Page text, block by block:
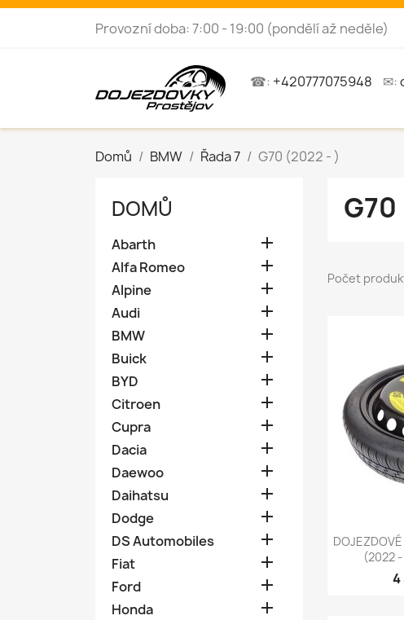
Provozní doba: 7:00 - 19:00 (pondělí až neděle)
☎: +420777075948 ✉:
Domů BMW Řada 7 G70 (2022 - )
DOMŮ
Abarth 
Alfa Romeo 
Alpine 
Audi 
BMW 
Buick 
BYD 
Citroen 
Cupra 
Dacia 
Daewoo 
Daihatsu 
Dodge 
DS Automobiles 
Fiat 
Ford 
Honda 
Počet

(2022
4